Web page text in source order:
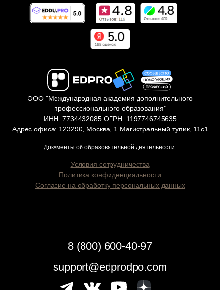
ООО "Международная академия дополнительного
профессионального образования"
ИНН: 7734432085 ОГРН: 1197746745635
Адрес офиса: 123290, Москва, 1 Магистральный тупик, 11с1
Документы об образовательной деятельности:
Условия сотрудничества
Политика конфиденциальности
Согласие на обработку персональных данных
8 (800) 600-40-97
support@edprodpo.com